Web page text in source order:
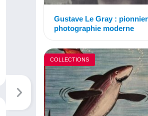
Gustave Le Gray :
photographie moderne
COLLECTIONS